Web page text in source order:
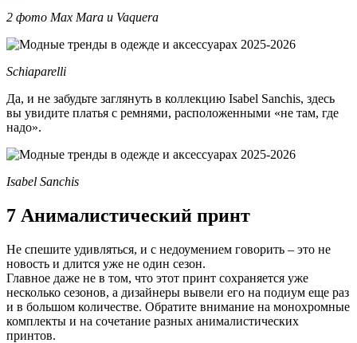
2 фото Max Mara и Vaquera
Schiaparelli
Да, и не забудьте заглянуть в коллекцию Isabel Sanchis, здесь
вы увидите платья с ремнями, расположенными «не там, где
надо».
Isabel Sanchis
7 Анималистический принт
Не спешите удивляться, и с недоумением говорить – это не
новость и длится уже не один сезон.
Главное даже не в том, что этот принт сохраняется уже
несколько сезонов, а дизайнеры вывели его на подиум еще раз
и в большом количестве. Обратите внимание на монохромные
комплекты и на сочетание разных анималистических
принтов.